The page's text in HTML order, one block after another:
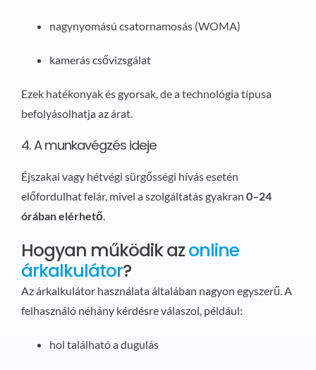
nagynyomású csatornamosás (WOMA)
kamerás csővizsgálat
Ezek hatékonyak és gyorsak, de a technológia típusa
befolyásolhatja az árat.
4. A munkavégzés ideje
Éjszakai vagy hétvégi sürgősségi hívás esetén
előfordulhat felár, mivel a szolgáltatás gyakran 0–24
órában elérhető.
Hogyan működik azonline
árkalkulátor?
Az árkalkulátor használata általában nagyon egyszerű. A
felhasználó néhány kérdésre válaszol, például:
hol található a dugulás